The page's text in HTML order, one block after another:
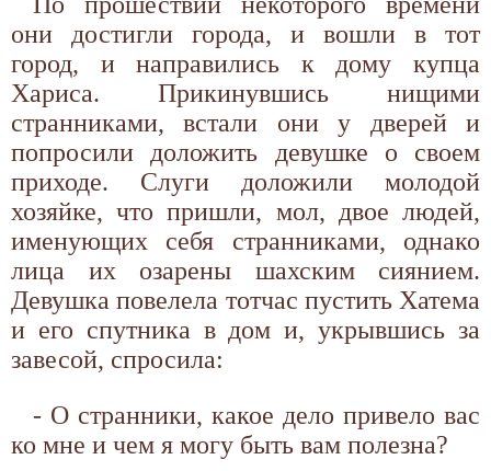
они достигли города, и вошли в тот
город, и направились к дому купца
Хариса. Прикинувшись нищими
странниками, встали они у дверей и
попросили доложить девушке о своем
приходе. Слуги доложили молодой
хозяйке, что пришли, мол, двое людей,
именующих себя странниками, однако
лица их озарены шахским сиянием.
Девушка повелела тотчас пустить Хатема
и его спутника в дом и, укрывшись за
завесой, спросила:
- О странники, какое дело привело вас
ко мне и чем я могу быть вам полезна?